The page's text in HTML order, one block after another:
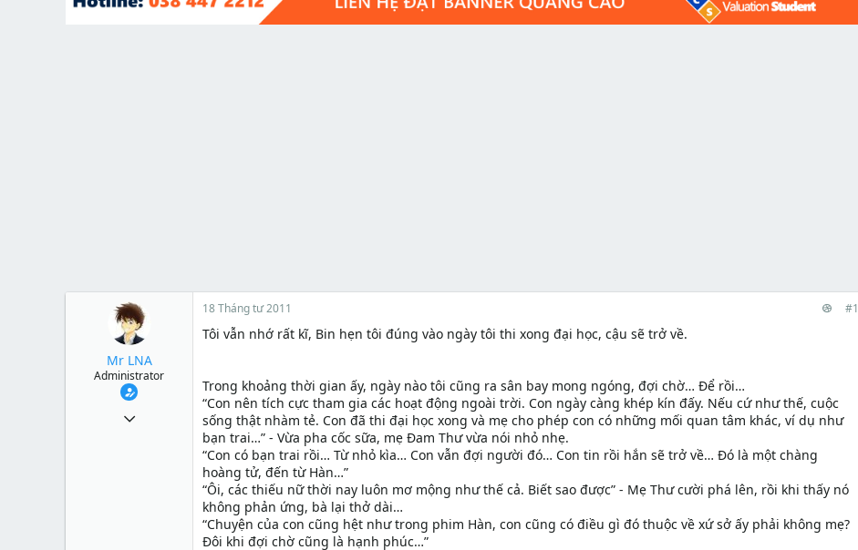
t
Mr LNA
Administrator
18 Tháng tư 2011 #1
Tôi vẫn nhớ rất kĩ, Bin hẹn tôi đúng vào ngày tôi thi xong đại học, cậu sẽ trở về.
Trong khoảng thời gian ấy, ngày nào tôi cũng ra sân bay mong ngóng, đợi chờ… Để rồi…
“Con nên tích cực tham gia các hoạt động ngoài trời. Con ngày càng khép kín đấy. Nếu cứ như thế, cuộc
sống thật nhàm tẻ. Con đã thi đại học xong và mẹ cho phép con có những mối quan tâm khác, ví dụ như
bạn trai…” - Vừa pha cốc sữa, mẹ Đam Thư vừa nói nhỏ nhẹ.
“Con có bạn trai rồi… Từ nhỏ kìa… Con vẫn đợi người đó… Con tin rồi hắn sẽ trở về… Đó là một chàng
hoàng tử, đến từ Hàn…”
“Ôi, các thiếu nữ thời nay luôn mơ mộng như thế cả. Biết sao được” - Mẹ Thư cười phá lên, rồi khi thấy nó
không phản ứng, bà lại thở dài…
“Chuyện của con cũng hệt như trong phim Hàn, con cũng có điều gì đó thuộc về xứ sở ấy phải không mẹ?
Đôi khi đợi chờ cũng là hạnh phúc…”